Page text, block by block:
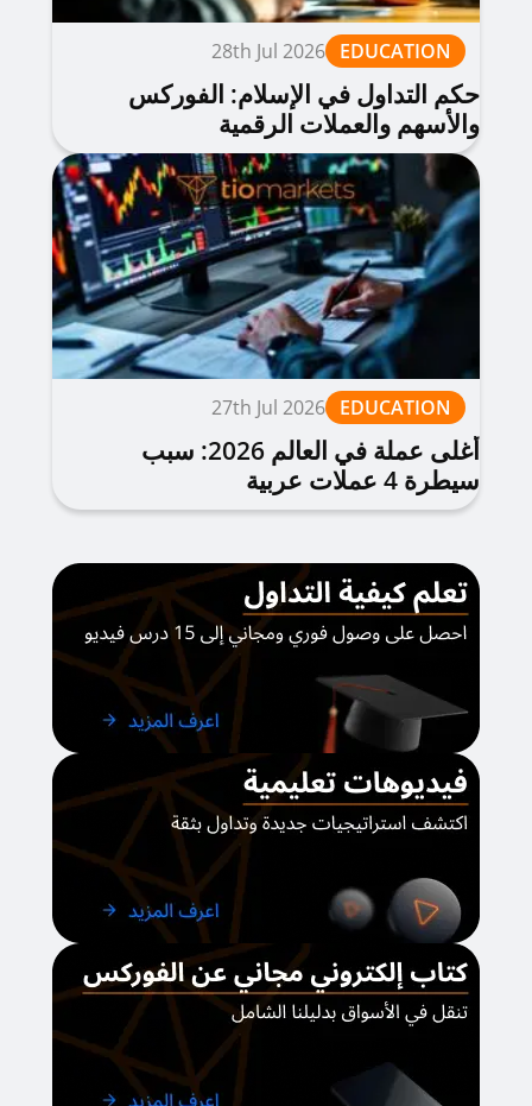
EDUCATION
28th Jul 2026
حكم التداول في الإسلام: الفوركس
والأسهم والعملات الرقمية
EDUCATION
27th Jul 2026
أغلى عملة في العالم 2026: سبب
سيطرة 4 عملات عربية